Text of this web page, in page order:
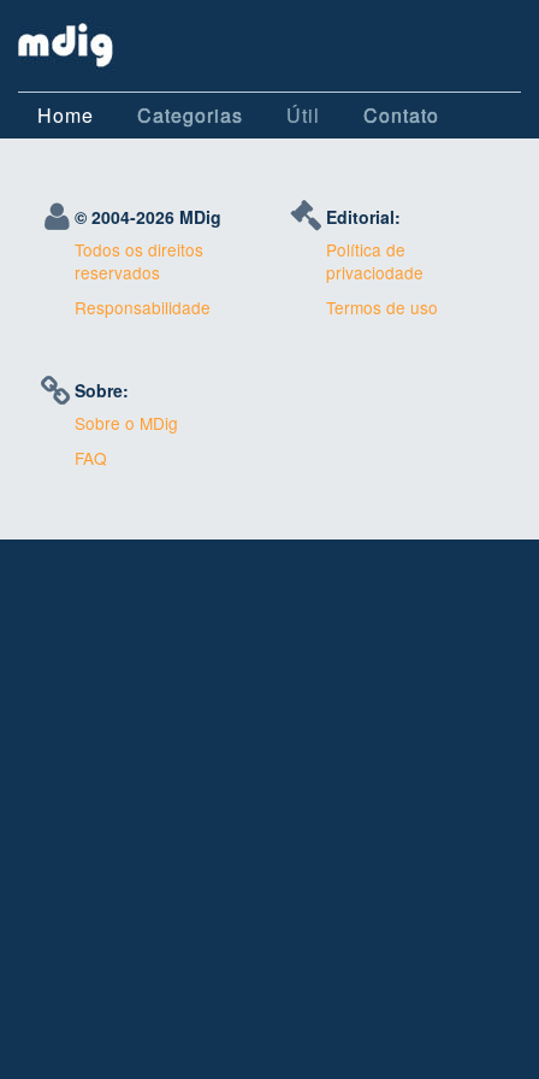
Home Categorias Útil Contato
© 2004-2026 MDig
Todos os direitos
reservados
Responsabilidade
Editorial:
Política de
privaciodade
Termos de uso
Sobre:
Sobre o MDig
FAQ